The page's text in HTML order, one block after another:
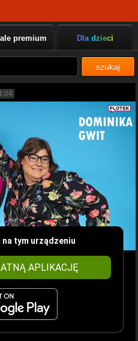
premium Dla dzieci
szukaj
tym urządzeniu
APLIKACJĘ